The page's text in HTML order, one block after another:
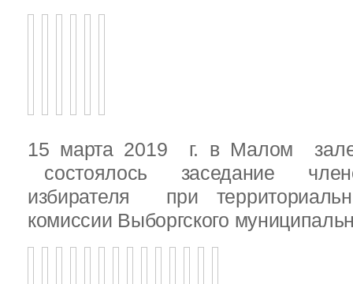
15 марта 2019 г. в Малом
состоялось заседание
избирателя при
комиссии Выборгского